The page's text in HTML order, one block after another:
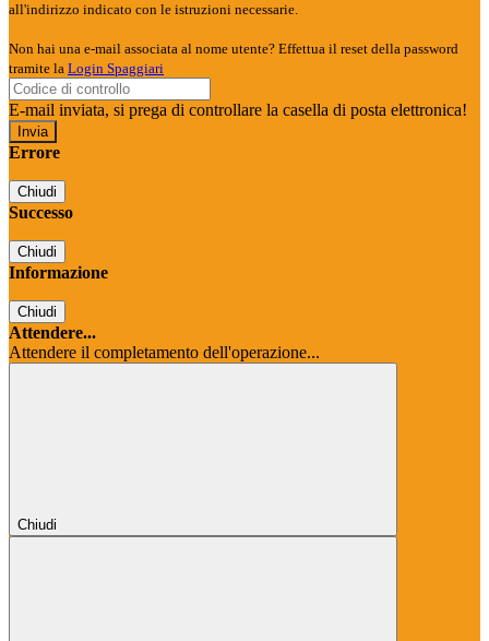
all'indirizzo indicato con le istruzioni necessarie.
Non hai una e-mail associata al nome utente? Effettua il reset della password
tramite la Login Spaggiari
E-mail inviata, si prega di controllare la casella di posta elettronica!
Errore
Chiudi
Successo
Chiudi
Informazione
Chiudi
Attendere...
Attendere il completamento dell'operazione...
Chiudi